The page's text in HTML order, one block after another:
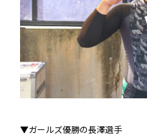
▼ガールズ優勝の長澤選手